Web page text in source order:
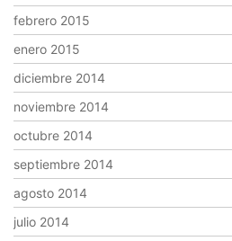
febrero 2015
enero 2015
diciembre 2014
noviembre 2014
octubre 2014
septiembre 2014
agosto 2014
julio 2014